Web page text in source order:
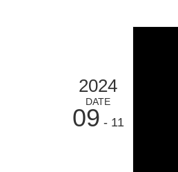
2024
DATE
09 - 11